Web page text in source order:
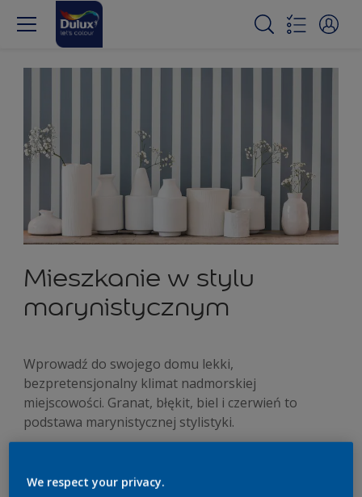
Mieszkanie w stylu
marynistycznym
Wprowadź do swojego domu lekki,
bezpretensjonalny klimat nadmorskiej
miejscowości. Granat, błękit, biel i czerwień to
podstawa marynistycznej stylistyki.
We respect your privacy.